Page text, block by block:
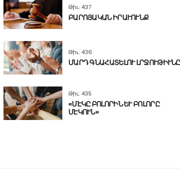
Թիւ: 437
ԲԱՐՈՅԱԿԱՆ ԻՐԱՒՈՒՆՔ
Թիւ: 436
ՄԱՐԴ ԳՆԱՀԱՏԵԼՈՒ ԼՐՋՈՒԹԻՒՆԸ
Թիւ: 435
«ՄԷԿԸ ԲՈԼՈՐԻՆ ԵՒ ԲՈԼՈՐԸ
ՄԷԿՈՒՆ»